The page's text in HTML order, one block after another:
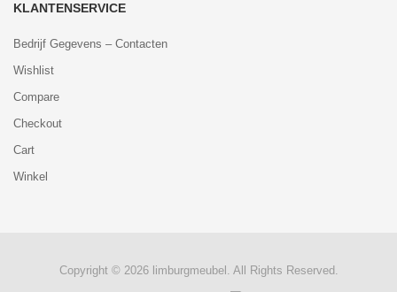
KLANTENSERVICE
Bedrijf Gegevens – Contacten
Wishlist
Compare
Checkout
Cart
Winkel
Copyright © 2026 limburgmeubel. All Rights Reserved.